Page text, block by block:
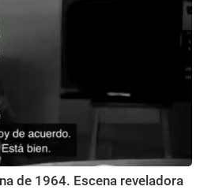
de 1964. Escena reveladora